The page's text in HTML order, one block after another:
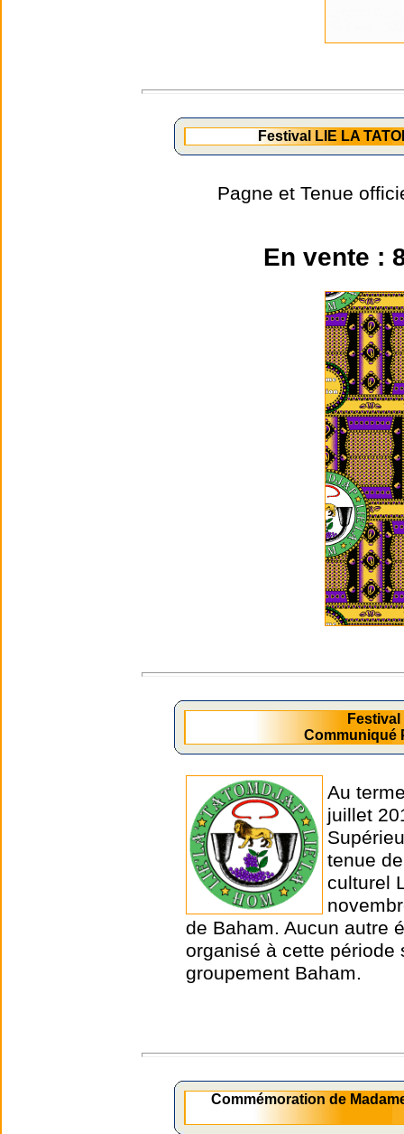
Festival LIE LA
Pagne et Tenue
En vente :
Festival
Communiqué
Au
juillet
tenue
culturel
de Baham. Aucun autre
organisé à cette période
groupement Baham.
Commémoration de